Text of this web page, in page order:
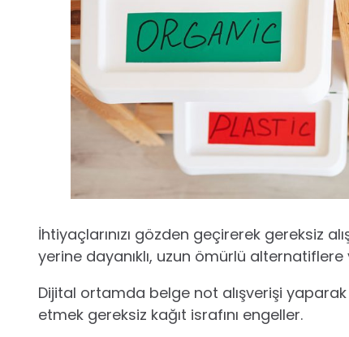
İhtiyaçlarınızı gözden geçirerek gereksiz
yerine dayanıklı, uzun ömürlü
Dijital ortamda belge not alışverişi
etmek gereksiz kağıt israfını engeller.